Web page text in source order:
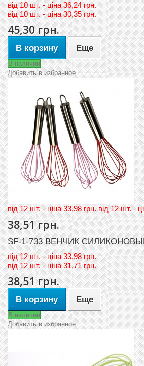
вiд10 шт. - цiна 36,24 грн.
вiд10 шт. - цiна 30,35 грн.
45,30 грн.
В корзину Еще
В наличии
Добавить в избранное
вiд 12 шт. - цiна 33,98 грн. вiд 12 шт. -
38,51 грн.
SF-1-733 ВЕНЧИК
вiд12 шт. - цiна 33,98 грн.
вiд12 шт. - цiна 31,71 грн.
38,51 грн.
В корзину Еще
В наличии
Добавить в избранное